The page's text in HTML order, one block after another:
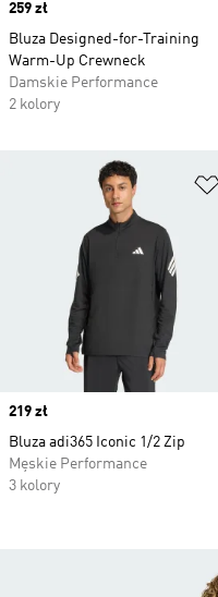
Price
259 zł
Bluza Designed-for-Training
Warm-Up Crewneck
Damskie Performance
2 kolory
Price
219 zł
Bluza adi365 Iconic 1/2 Zip
Męskie Performance
3 kolory